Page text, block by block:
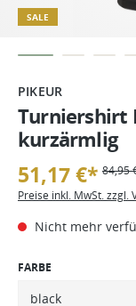
SALE
PIKEUR
Turniershirt
kurzärmlig
51,17 €* 84,95
Preise inkl. MwSt. zzgl.
Nicht mehr
FARBE